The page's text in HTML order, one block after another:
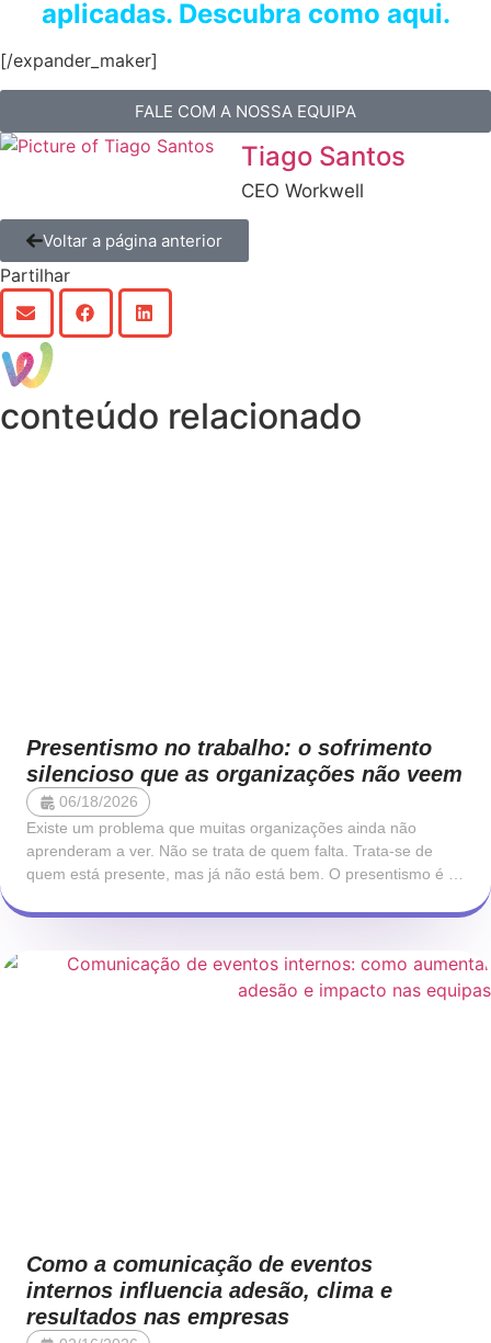
aplicadas.Descubra como aqui.
[/expander_maker]
FALE COM A NOSSA EQUIPA
Tiago Santos
CEO Workwell
Voltar a página anterior
Partilhar
conteúdo relacionado
Presentismo no trabalho: o sofrimento
silencioso que as organizações não veem
06/18/2026
Existe um problema que muitas organizações ainda não
aprenderam a ver. Não se trata de quem falta. Trata-se de
quem está presente, mas já não está bem. O presentismo é o
no trabalho, mas opera com a sua capacidade cognitiva,
Como a comunicação de eventos
internos influencia adesão, clima e
resultados nas empresas